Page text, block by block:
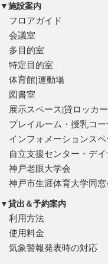
▼施設案内
フロアガイド
会議室
多目的室
特定目的室
体育館|運動場
図書室
展示スペース 貸ロッカ
プレイルーム・授乳コー
インフォメーションスペ
自立支援センター・デイ
神戸老眼大学会
神戸市生涯体育大学同窓
▼貸出＆予約案内
利用方法
使用料金
気象警報発表時の対応